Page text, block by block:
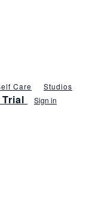
Care
Studios
Sign in